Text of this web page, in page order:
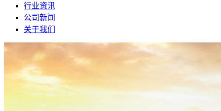
行业资讯
公司新闻
关于我们